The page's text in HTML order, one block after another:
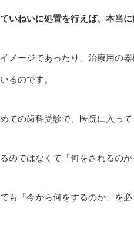
ていねいに処置を行えば、本当
メージであったり、治療用の
るのです。
ての歯科受診で、医院に入っ
のではなくて「何をされるの
も「今から何をするのか」を必